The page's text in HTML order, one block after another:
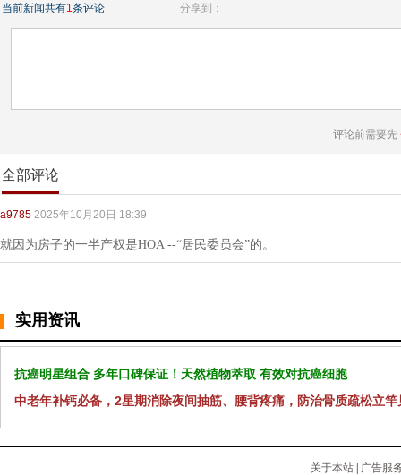
当前新闻共有1 条评论 分享到：
评论前需要先
全部评论
a9785 2025年10月20日 18:39
就因为房子的一半产权是HOA --“居民委员会”的。
实用资讯
抗癌明星组合 多年口碑保证！天然植物萃取 有效对抗癌细胞
中老年补钙必备，2星期消除夜间抽筋、腰背疼痛，防治骨质疏松立竿
关于本站 | 广告服